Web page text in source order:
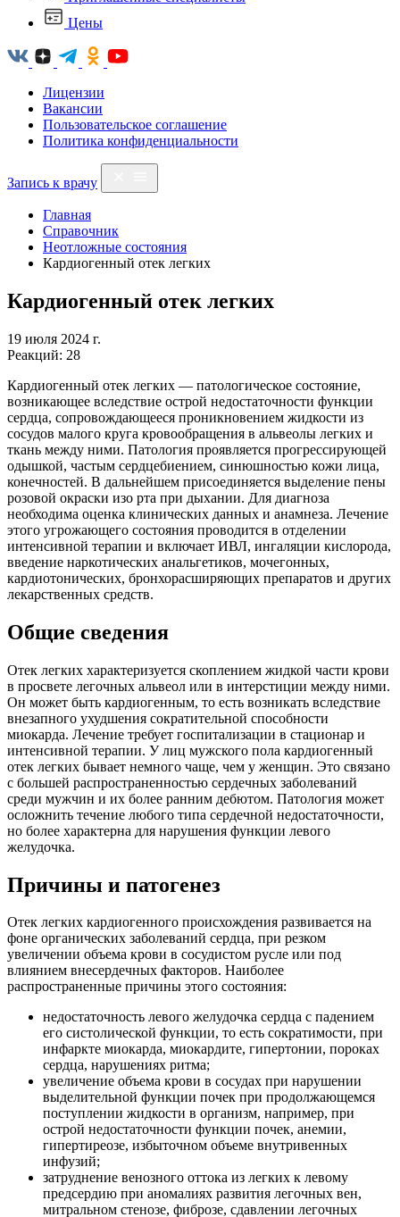
Цены
Лицензии
Вакансии
Пользовательское соглашение
Политика конфиденциальности
Запись к врачу
Главная
Справочник
Неотложные состояния
Кардиогенный отек легких
Кардиогенный отек легких
19 июля 2024 г.
Реакций: 28
Кардиогенный отек легких — патологическое состояние,
возникающее вследствие острой недостаточности функции
сердца, сопровождающееся проникновением жидкости из
сосудов малого круга кровообращения в альвеолы легких и
ткань между ними. Патология проявляется прогрессирующей
одышкой, частым сердцебиением, синюшностью кожи лица,
конечностей. В дальнейшем присоединяется выделение пены
розовой окраски изо рта при дыхании. Для диагноза
необходима оценка клинических данных и анамнеза. Лечение
этого угрожающего состояния проводится в отделении
интенсивной терапии и включает ИВЛ, ингаляции кислорода,
введение наркотических анальгетиков, мочегонных,
кардиотонических, бронхорасширяющих препаратов и других
лекарственных средств.
Общие сведения
Отек легких характеризуется скоплением жидкой части крови
в просвете легочных альвеол или в интерстиции между ними.
Он может быть кардиогенным, то есть возникать вследствие
внезапного ухудшения сократительной способности
миокарда. Лечение требует госпитализации в стационар и
интенсивной терапии. У лиц мужского пола кардиогенный
отек легких бывает немного чаще, чем у женщин. Это связано
с большей распространенностью сердечных заболеваний
среди мужчин и их более ранним дебютом. Патология может
осложнить течение любого типа сердечной недостаточности,
но более характерна для нарушения функции левого
желудочка.
Причины и патогенез
Отек легких кардиогенного происхождения развивается на
фоне органических заболеваний сердца, при резком
увеличении объема крови в сосудистом русле или под
влиянием внесердечных факторов. Наиболее
распространенные причины этого состояния:
недостаточность левого желудочка сердца с падением
его систолической функции, то есть сократимости, при
инфаркте миокарда, миокардите, гипертонии, пороках
сердца, нарушениях ритма;
увеличение объема крови в сосудах при нарушении
выделительной функции почек при продолжающемся
поступлении жидкости в организм, например, при
острой недостаточности функции почек, анемии,
гипертиреозе, избыточном объеме внутривенных
инфузий;
затруднение венозного оттока из легких к левому
предсердию при аномалиях развития легочных вен,
митральном стенозе, фиброзе, сдавлении легочных